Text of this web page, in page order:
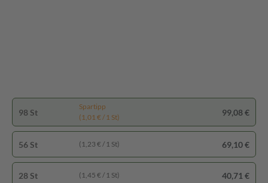
98 St
Spartipp
(1,01 € / 1 St)
99,08 €
56 St (1,23 € / 1 St) 69,10 €
28 St (1,45 € / 1 St) 40,71 €